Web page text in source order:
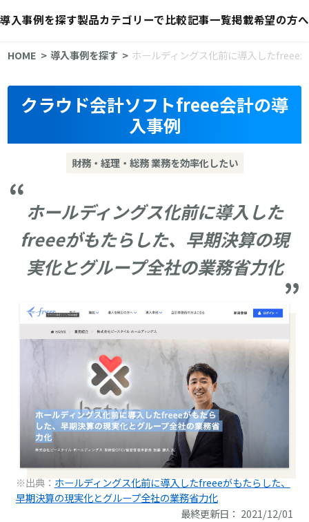
導入事例を探す製品カテゴリーで比較記事一覧掲載希望の方へ
HOME 導入事例を探す ホールディングス化前に導入したfreee
クラウド会計ソフトfreee会計の導
入事例
財務・経理・総務 業務を効率化したい
ホールディングス化前に導入した
freeeがもたらした、早期決算の現
実化とグループ全社の業務省力化
※出典： ホールディングス化前に導入したfreeeがもたらした、
早期決算の現実化とグループ全社の業務省力化
最終更新日： 2021/12/01